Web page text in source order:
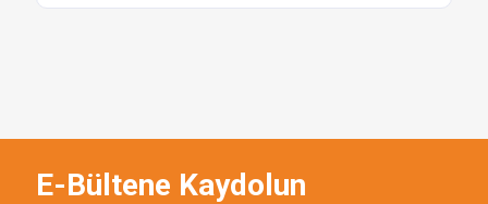
E-Bültene Kaydolun